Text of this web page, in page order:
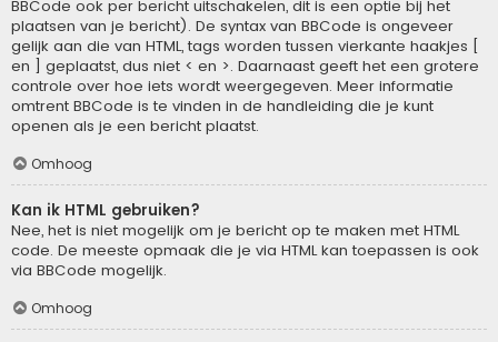
BBCode ook per bericht uitschakelen, dit is een optie bij het
plaatsen van je bericht). De syntax van BBCode is ongeveer
gelijk aan die van HTML, tags worden tussen vierkante haakjes [
en ] geplaatst, dus niet < en >. Daarnaast geeft het een grotere
controle over hoe iets wordt weergegeven. Meer informatie
omtrent BBCode is te vinden in de handleiding die je kunt
openen als je een bericht plaatst.
Omhoog
Kan ik HTML gebruiken?
Nee, het is niet mogelijk om je bericht op te maken met HTML
code. De meeste opmaak die je via HTML kan toepassen is ook
via BBCode mogelijk.
Omhoog